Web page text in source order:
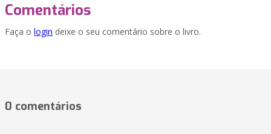
Comentários
Faça o login deixe o seu comentário sobre o livro.
0 comentários